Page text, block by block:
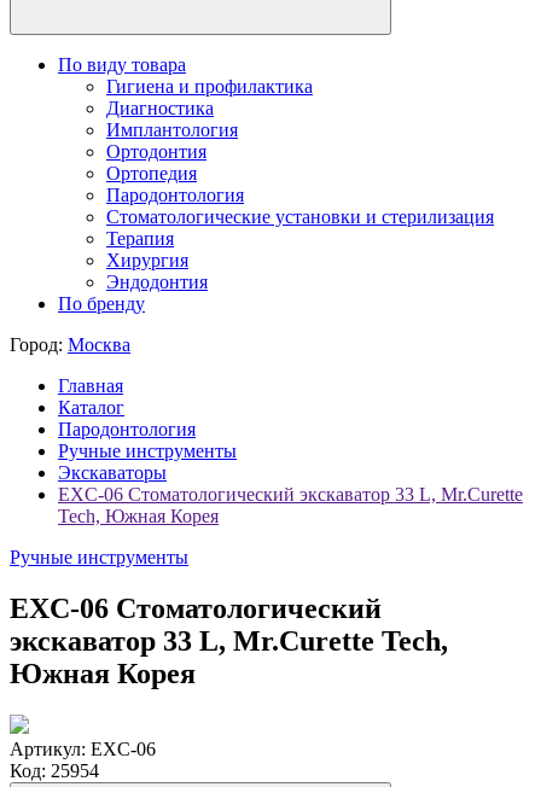
По виду товара
Гигиена и профилактика
Диагностика
Имплантология
Ортодонтия
Ортопедия
Пародонтология
Стоматологические установки и стерилизация
Терапия
Хирургия
Эндодонтия
По бренду
Город: Москва
Главная
Каталог
Пародонтология
Ручные инструменты
Экскаваторы
EXC-06 Стоматологический экскаватор 33 L, Mr.Curette
Tech, Южная Корея
Ручные инструменты
EXC-06 Стоматологический
экскаватор 33 L, Mr.Curette Tech,
Южная Корея
Артикул: EXC-06
Код: 25954